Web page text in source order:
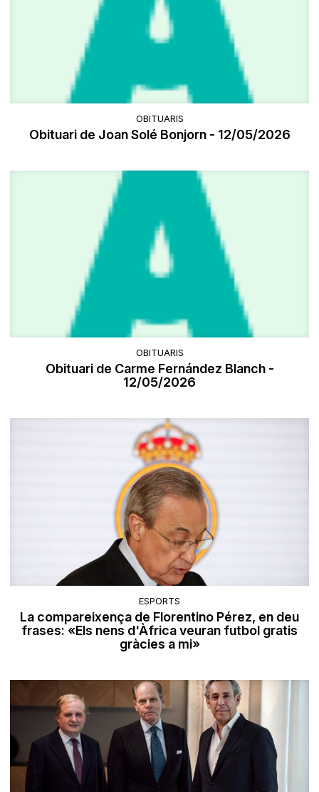
OBITUARIS
Obituari de Joan Solé Bonjorn - 12/05/2026
OBITUARIS
Obituari de Carme Fernández Blanch -
12/05/2026
ESPORTS
La compareixença de Florentino Pérez, en deu
frases: «Els nens d'Àfrica veuran futbol gratis
gràcies a mi»